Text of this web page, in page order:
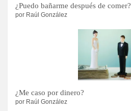
¿Puedo bañarme después de comer?
por Raúl González
¿Me caso por dinero?
por Raúl González